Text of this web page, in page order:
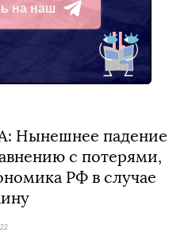
на наш
Нынешнее падение
с потерями,
РФ в случае